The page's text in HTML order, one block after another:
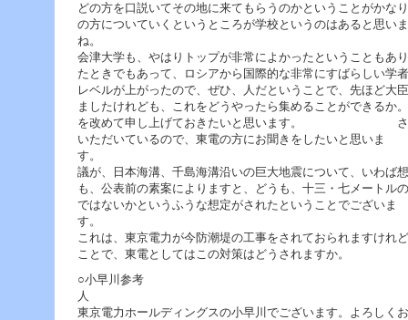
どの方を口説いてその地に来てもらうのかということがかな
の方についていくというところが学校というのはあると思い
会津大学も、やはりトップが非常によかったということもあ
たときでもあって、ロシアから国際的な非常にすばらしい学
レベルが上がったので、ぜひ、人だということで、先ほど大
ましたけれども、これをどうやったら集めることができるか
を改めて申し上げておきたいと思います。 さて、
いただいているので、東電の方にお聞きをしたいと思いま
す。 せんだって、内
議が、日本海溝、千島海溝沿いの巨大地震について、いわば
も、公表前の素案によりますと、どうも、十三・七メートル
ではないかというふうな想定がされたということでございま
す
これは、東京電力が今防潮堤の工事をされておられますけれ
ことで、東電としてはこの対策はどうされますか。
○小早川参考
東京電力ホールディングスの小早川でございます。よろしく